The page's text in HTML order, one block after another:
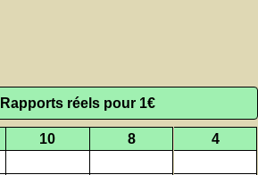
Rapports réels pour 1€
10 8
4